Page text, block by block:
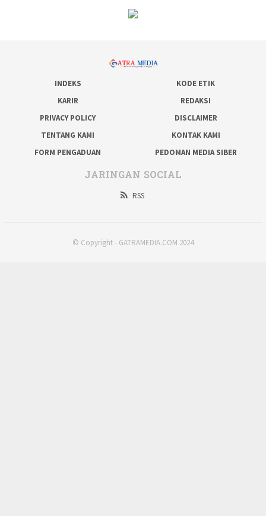
INDEKS
KODE ETIK
KARIR
REDAKSI
PRIVACY POLICY
DISCLAIMER
TENTANG KAMI
KONTAK KAMI
FORM PENGADUAN
PEDOMAN MEDIA SIBER
JARINGAN SOCIAL
RSS
© Copyright - GATRAMEDIA.COM 2024